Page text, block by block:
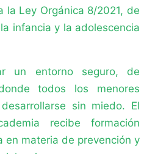
la Ley Orgánica 8/2021, de
infancia y la adolescencia
un entorno seguro, de
todos los menores
sin miedo. El
recibe formación
en materia de prevención y